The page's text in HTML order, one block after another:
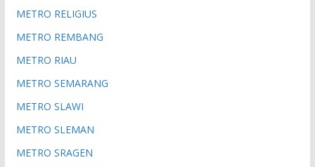
METRO RELIGIUS
METRO REMBANG
METRO RIAU
METRO SEMARANG
METRO SLAWI
METRO SLEMAN
METRO SRAGEN